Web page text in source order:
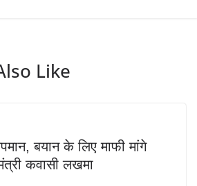
Like
बयान के लिए माफी मांगे
कवासी लखमा